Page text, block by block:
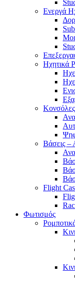
Ενεργά
Ηχητικά
Βάσεις –
Flight
Φωτισμός